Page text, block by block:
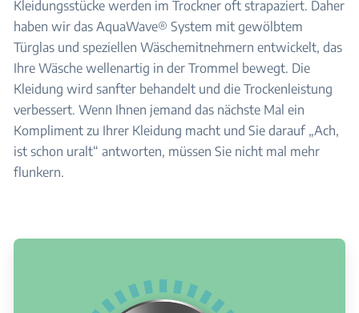
Kleidungsstücke werden im Trockner oft strapaziert. Daher
haben wir das AquaWave® System mit gewölbtem
Türglas und speziellen Wäschemitnehmern entwickelt, das
Ihre Wäsche wellenartig in der Trommel bewegt. Die
Kleidung wird sanfter behandelt und die Trockenleistung
verbessert. Wenn Ihnen jemand das nächste Mal ein
Kompliment zu Ihrer Kleidung macht und Sie darauf „Ach,
ist schon uralt“ antworten, müssen Sie nicht mal mehr
flunkern.